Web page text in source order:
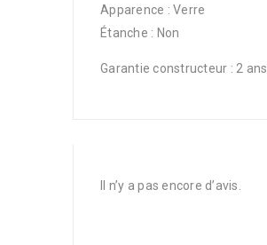
Apparence : Verre
Étanche : Non
Garantie constructeur : 2 ans
Il n’y a pas encore d’avis.